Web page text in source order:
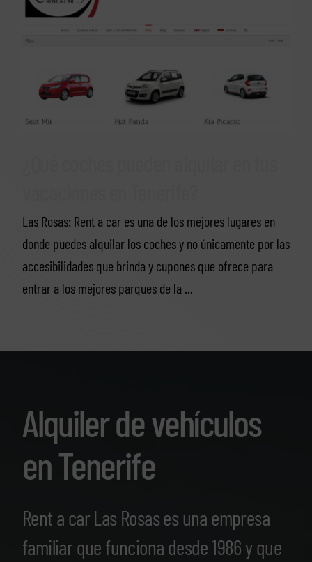
Las Rosas: Rent a car es una de los mejores lugares en
donde puedes alquilar los coches y no únicamente por las
accesibilidades que brinda y cupones que ofrece para
entrar a los mejores parques de la ...
Alquiler de vehículos
en Tenerife
Rent a car Las Rosas es una empresa
familiar que funciona desde 1986 y que